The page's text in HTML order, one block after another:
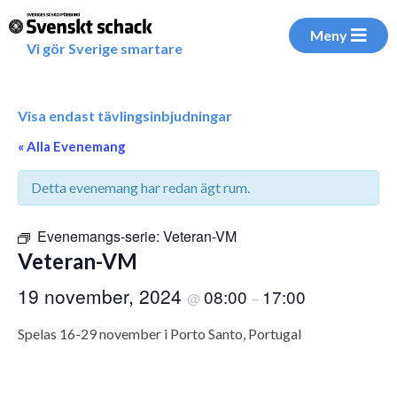
Vi gör Sverige smartare
Meny
Visa endast tävlingsinbjudningar
« Alla Evenemang
Detta evenemang har redan ägt rum.
Evenemangs-serie: Veteran-VM
Veteran-VM
19 november, 2024 @ 08:00 – 17:00
Spelas 16-29 november i Porto Santo, Portugal